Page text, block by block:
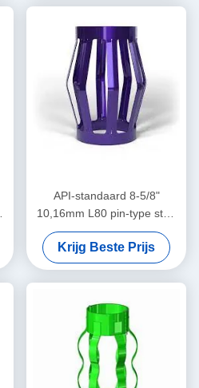
Centralizers in Olie & Gas
Operaties
API-standaard 8-5/8"
10,16mm L80 pin-type stop
kraag ontworpen voor het
beperken van de behuizing
centralizator verplaatsing in
olie & gas operaties
Krijg Beste Prijs